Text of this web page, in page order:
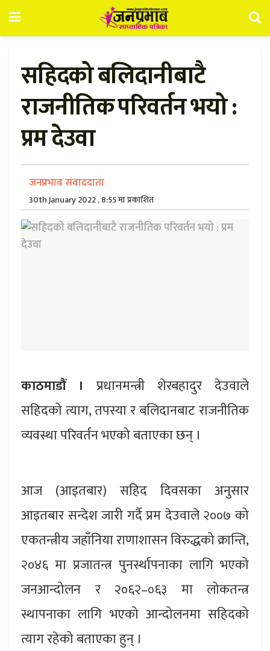
सहिदको बलिदानीबाटै
राजनीतिक परिवर्तन भयो :
प्रम देउवा
जनप्रभाव संवाददाता
30th January 2022 , 8:55 मा प्रकाशित
काठमाडौं । प्रधानमन्त्री शेरबहादुर देउवाले
सहिदको त्याग, तपस्या र बलिदानबाट राजनीतिक
व्यवस्था परिवर्तन भएको बताएका छन् ।
आज (आइतबार) सहिद दिवसका अनुसार
आइतबार सन्देश जारी गर्दै प्रम देउवाले २००७ को
एकतन्त्रीय जहाँनिया राणाशासन विरुद्धको क्रान्ति,
२०४६ मा प्रजातन्त्र पुनर्स्थापनाका लागि भएको
जनआन्दोलन र २०६२–०६३ मा लोकतन्त्र
स्थापनाका लागि भएको आन्दोलनमा सहिदको
त्याग रहेको बताएका हुन् ।